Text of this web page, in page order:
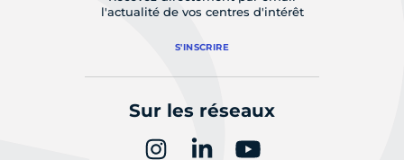
l'actualité de vos centres d'intérêt
S'INSCRIRE
Sur les réseaux